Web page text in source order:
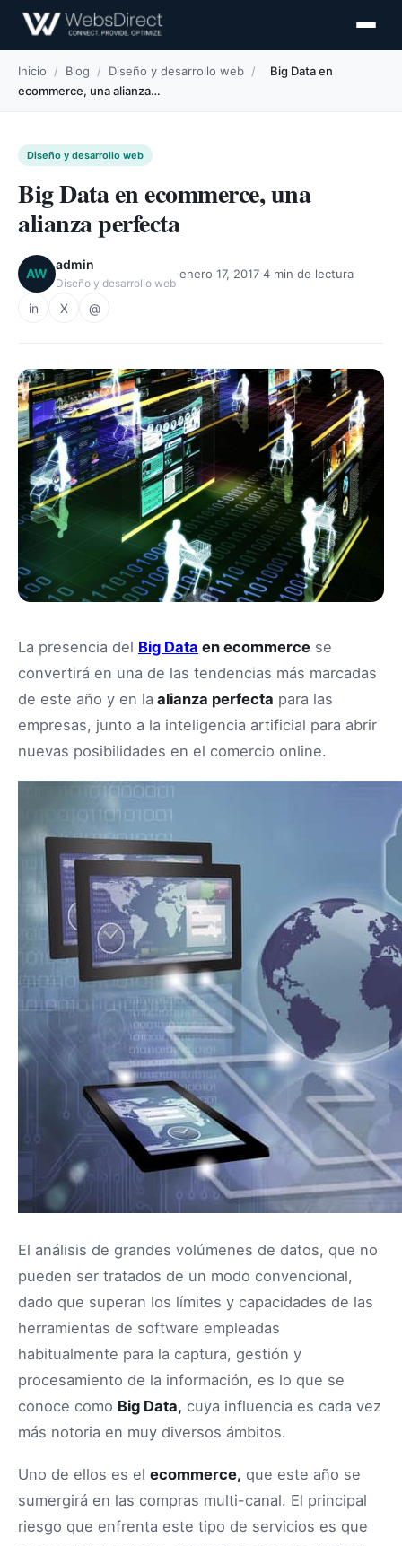
Inicio / Blog / Diseño y desarrollo web /
Big Data en
ecommerce, una alianza…
Diseño y desarrollo web
Big Data en ecommerce, una
alianza perfecta
AW
admin
Diseño y desarrollo web
enero 17, 2017 4 min de lectura
in X @
La presencia del Big Data en ecommerce se
convertirá en una de las tendencias más marcadas
de este año y en la alianza perfecta para las
empresas, junto a la inteligencia artificial para abrir
nuevas posibilidades en el comercio online.
El análisis de grandes volúmenes de datos, que no
pueden ser tratados de un modo convencional,
dado que superan los límites y capacidades de las
herramientas de software empleadas
habitualmente para la captura, gestión y
procesamiento de la información, es lo que se
conoce como Big Data, cuya influencia es cada vez
más notoria en muy diversos ámbitos.
Uno de ellos es el ecommerce, que este año se
sumergirá en las compras multi-canal. El principal
riesgo que enfrenta este tipo de servicios es que